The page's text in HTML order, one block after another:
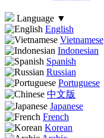
Language ▼
English
Vietnamese
Indonesian
Spanish
Russian
Portuguese
中文版
Japanese
French
Korean